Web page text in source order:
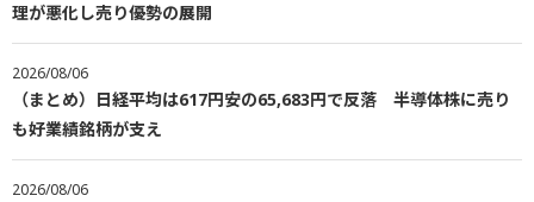
理が悪化し売り優勢の展開
2026/08/06
（まとめ）日経平均は617円安の65,683円で反落 半導体株に売り
も好業績銘柄が支え
2026/08/06